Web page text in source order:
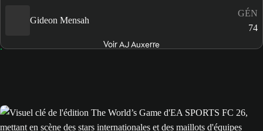
Gideon Mensah
GÉN
74
Voir AJ Auxerre